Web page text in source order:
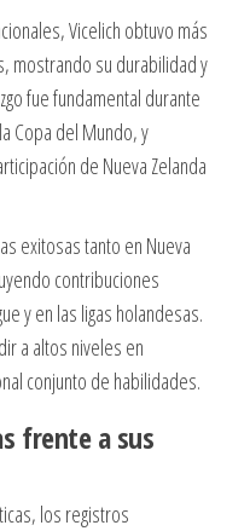
Vicelich obtuvo más
mostrando su durabilidad y
fue fundamental durante
Copa del Mundo, y
de Nueva Zelanda
exitosas tanto en Nueva
contribuciones
y en las ligas holandesas.
a altos niveles en
conjunto de habilidades.
frente a sus
los registros